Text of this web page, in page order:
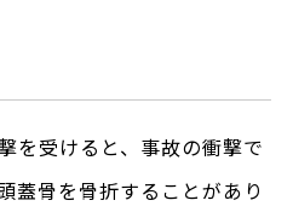
を受けると、事故の衝撃で
蓋骨を骨折することがあり